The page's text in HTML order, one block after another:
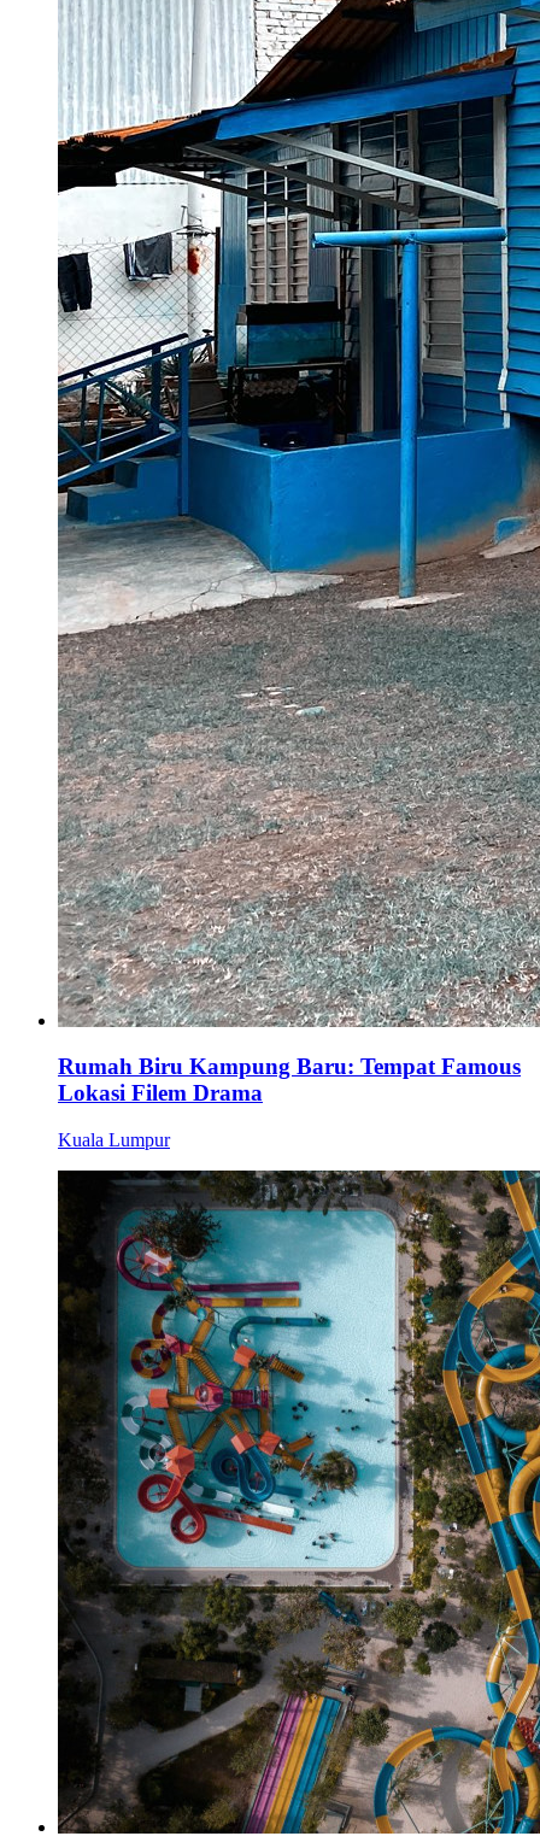
Rumah Biru Kampung Baru: Tempat Famous
Lokasi Filem Drama
Kuala Lumpur